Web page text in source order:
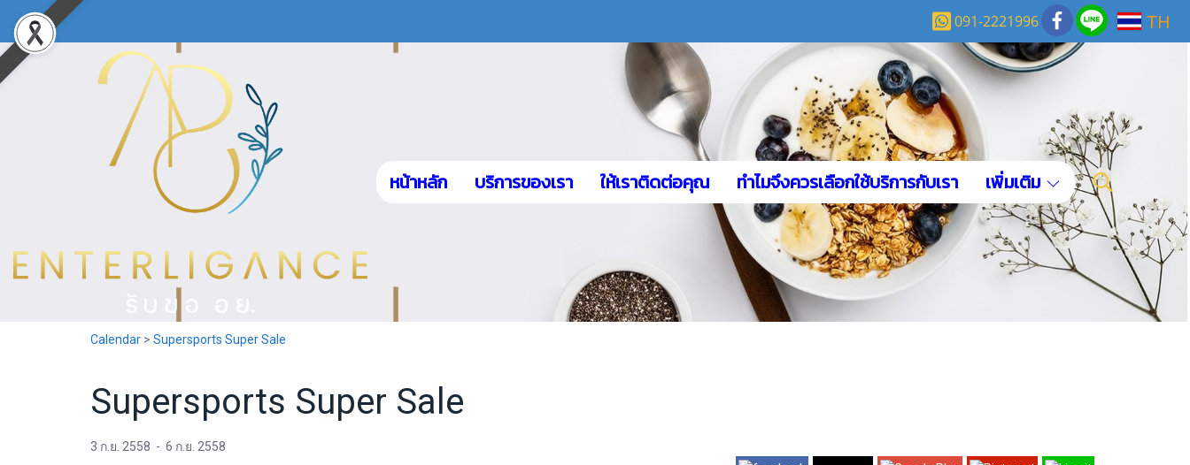
091-2221996 TH
หน้าหลัก บริการของเรา ให้เราติดต่อคุณ ทำไมจึงควรเลือกใช้บริการกับเรา เพิ่มเติม
Calendar > Supersports Super Sale
Supersports Super Sale
3 ก.ย. 2558 - 6 ก.ย. 2558